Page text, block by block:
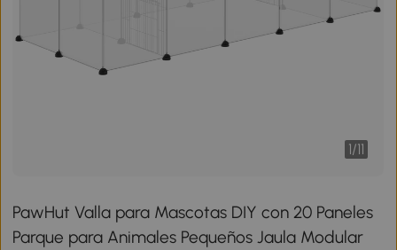
1/11
PawHut Valla para Mascotas DIY con 20 Paneles
Parque para Animales Pequeños Jaula Modular